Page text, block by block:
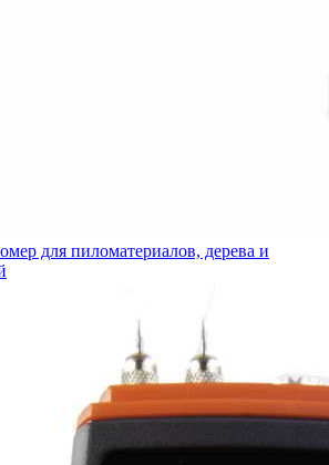
для пиломатериалов, дерева и